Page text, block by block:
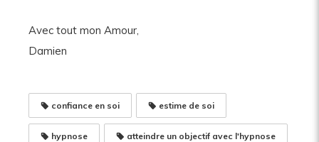
Avec tout mon Amour,
Damien
confiance en soi estime de soi
hypnose atteindre un objectif avec l'hypnose